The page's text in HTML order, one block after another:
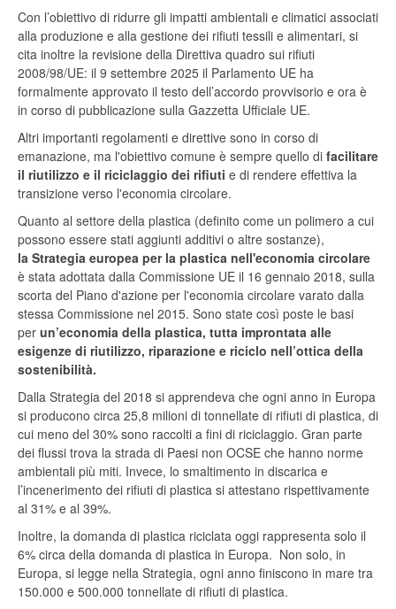
Con l’obiettivo di ridurre gli impatti ambientali e climatici associati
alla produzione e alla gestione dei rifiuti tessili e alimentari, si
cita inoltre la revisione della Direttiva quadro sui rifiuti
2008/98/UE: il 9 settembre 2025 il Parlamento UE ha
formalmente approvato il testo dell’accordo provvisorio e ora è
in corso di pubblicazione sulla Gazzetta Ufficiale UE.
Altri importanti regolamenti e direttive sono in corso di
emanazione, ma l'obiettivo comune è sempre quello di facilitare
il riutilizzo e il riciclaggio dei rifiuti e di rendere effettiva la
transizione verso l'economia circolare.
Quanto al settore della plastica (definito come un polimero a cui
possono essere stati aggiunti additivi o altre sostanze),
la Strategia europea per la plastica nell'economia circolare
è stata adottata dalla Commissione UE il 16 gennaio 2018, sulla
scorta del Piano d'azione per l'economia circolare varato dalla
stessa Commissione nel 2015. Sono state così poste le basi
per un’economia della plastica, tutta improntata alle
esigenze di riutilizzo, riparazione e riciclo nell’ottica della
sostenibilità.
Dalla Strategia del 2018 si apprendeva che ogni anno in Europa
si producono circa 25,8 milioni di tonnellate di rifiuti di plastica, di
cui meno del 30% sono raccolti a fini di riciclaggio. Gran parte
dei flussi trova la strada di Paesi non OCSE che hanno norme
ambientali più miti. Invece, lo smaltimento in discarica e
l’incenerimento dei rifiuti di plastica si attestano rispettivamente
al 31% e al 39%.
Inoltre, la domanda di plastica riciclata oggi rappresenta solo il
6% circa della domanda di plastica in Europa. Non solo, in
Europa, si legge nella Strategia, ogni anno finiscono in mare tra
150.000 e 500.000 tonnellate di rifiuti di plastica.